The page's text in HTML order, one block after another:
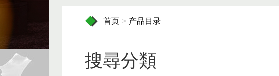
首页 产品目录
搜尋分類